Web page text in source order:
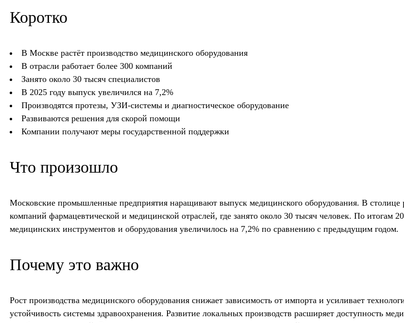
Коротко
В Москве растёт производство медицинского оборудования
В отрасли работает более 300 компаний
Занято около 30 тысяч специалистов
В 2025 году выпуск увеличился на 7,2%
Производятся протезы, УЗИ-системы и диагностическое оборудование
Развиваются решения для скорой помощи
Компании получают меры государственной поддержки
Что произошло
Московские промышленные предприятия наращивают выпуск медицинского оборудования. В столице
компаний фармацевтической и медицинской отраслей, где занято около 30 тысяч человек. По итогам
медицинских инструментов и оборудования увеличилось на 7,2% по сравнению с предыдущим годом.
Почему это важно
Рост производства медицинского оборудования снижает зависимость от импорта и усиливает
устойчивость системы здравоохранения. Развитие локальных производств расширяет доступность